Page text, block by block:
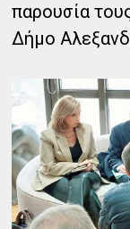
παρουσία
Δήμο